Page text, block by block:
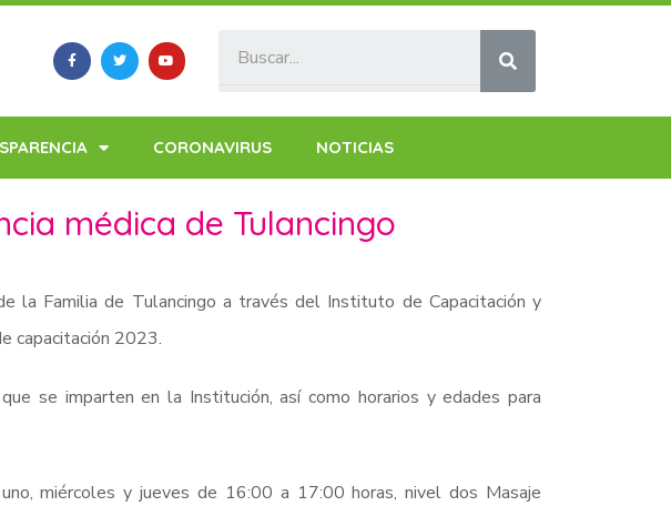
CORONAVIRUS NOTICIAS
médica de Tulancingo
la Familia de Tulancingo a través del Instituto de Capacitación y
capacitación 2023.
se imparten en la Institución, así como horarios y edades para
miércoles y jueves de 16:00 a 17:00 horas, nivel dos Masaje